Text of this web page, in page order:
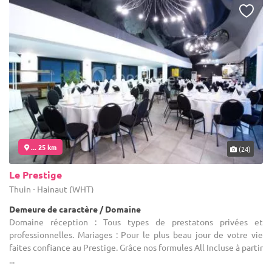
... 25 km (24)
Le Prestige
Thuin - Hainaut (WHT)
Demeure de caractère / Domaine
Domaine réception : Tous types de prestatons privées et
professionnelles. Mariages : Pour le plus beau jour de votre vie
faites confiance au Prestige. Grâce nos formules All Incluse à partir
...